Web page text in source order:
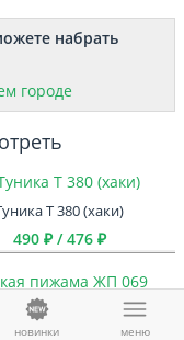
набрать
городе
Т 380 (хаки)
490 ₽ / 476 ₽
пижама ЖП 069 (мишки